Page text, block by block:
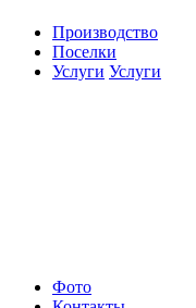
Производство
Поселки
Услуги Услуги
Фото